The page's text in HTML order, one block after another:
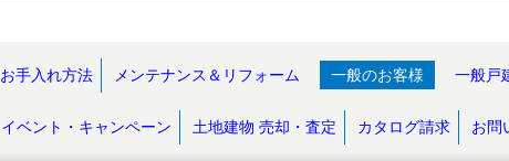
お手入れ方法 メンテナンス＆リフォーム 一般のお客様 一般戸
イベント・キャンペーン 土地建物 売却・査定 カタログ請求 お問